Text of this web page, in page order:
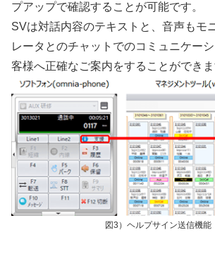
プアップで確認することが可能です。
SVは対話内容のテキストと、音声もモ
レータとのチャットでのコミュニケー
客様へ正確なご案内をすることができま
図3）ヘルプサイン送信機能